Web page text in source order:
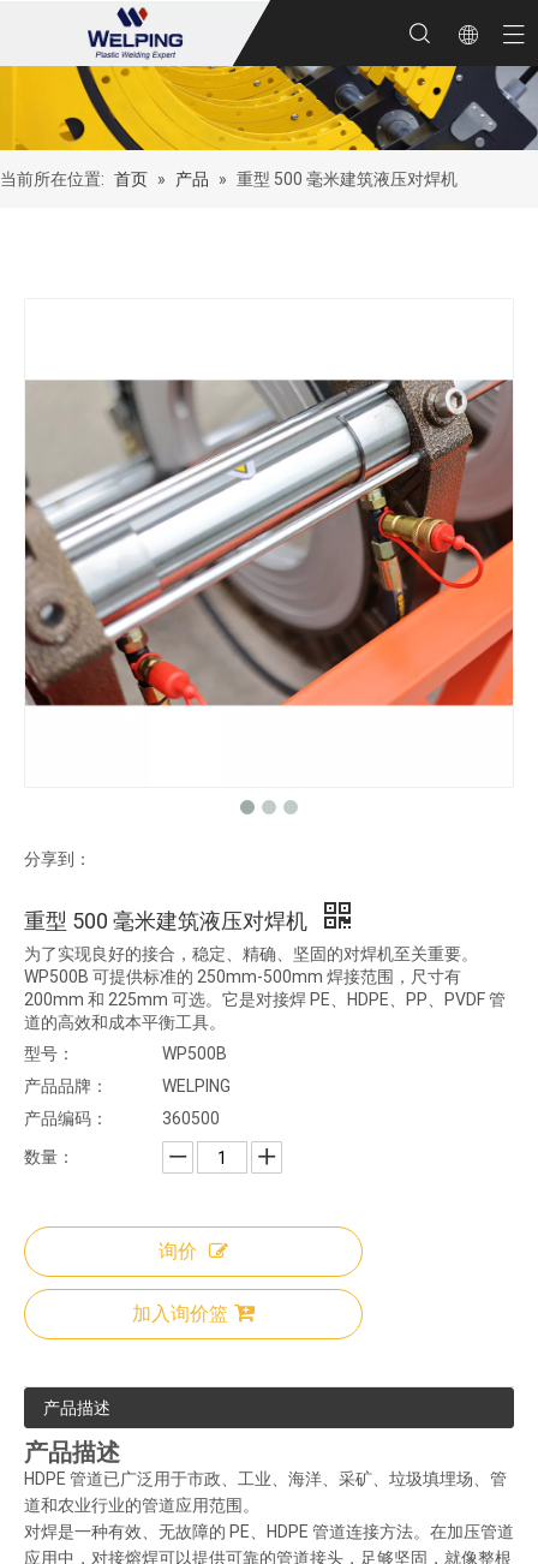
当前所在位置: 首页 » 产品 » 重型 500 毫米建筑液压对焊机
分享到：
重型 500 毫米建筑液压对焊机
为了实现良好的接合，稳定、精确、坚固的对焊机至关重要。
WP500B 可提供标准的 250mm-500mm 焊接范围，尺寸有
200mm 和 225mm 可选。它是对接焊 PE、HDPE、PP、PVDF 管
道的高效和成本平衡工具。
型号：
WP500B
产品品牌：
WELPING
产品编码：
360500
数量：
询价
加入询价篮
产品描述
产品描述
HDPE 管道已广泛用于市政、工业、海洋、采矿、垃圾填埋场、管
道和农业行业的管道应用范围。
对焊是一种有效、无故障的 PE、HDPE 管道连接方法。在加压管道
应用中，对接熔焊可以提供可靠的管道接头，足够坚固，就像整根